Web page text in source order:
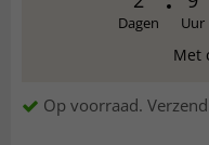
Dagen Uur
Met
Op voorraad.